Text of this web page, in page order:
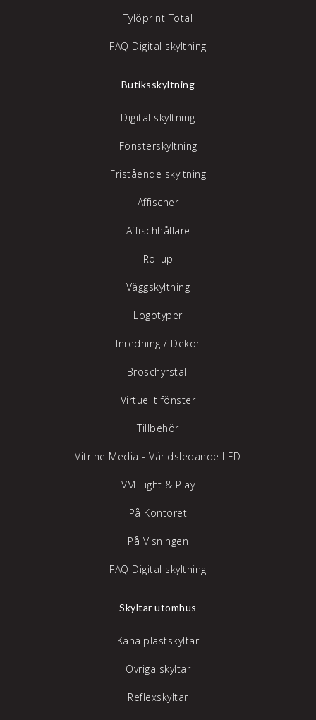
Tylöprint Total
FAQ Digital skyltning
Butiksskyltning
Digital skyltning
Fönsterskyltning
Fristående skyltning
Affischer
Affischhållare
Rollup
Väggskyltning
Logotyper
Inredning / Dekor
Broschyrställ
Virtuellt fönster
Tillbehör
Vitrine Media - Världsledande LED
VM Light & Play
På Kontoret
På Visningen
FAQ Digital skyltning
Skyltar utomhus
Kanalplastskyltar
Övriga skyltar
Reflexskyltar